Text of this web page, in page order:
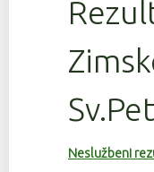
Neslužbeni